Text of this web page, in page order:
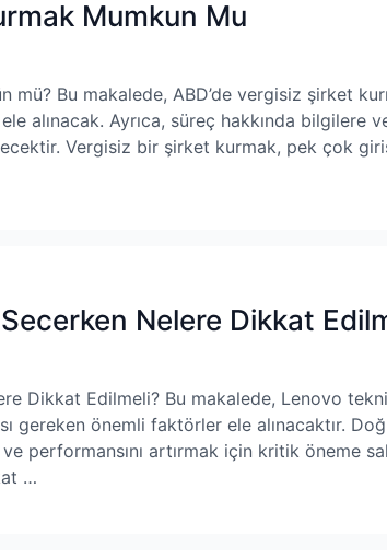
Mumkun Mu
mü? Bu makalede, ABD’de vergisiz şirket
alınacak. Ayrıca, süreç hakkında bilgilere
Vergisiz bir şirket kurmak, pek çok
Nelere Dikkat
Dikkat Edilmeli? Bu makalede, Lenovo
gereken önemli faktörler ele alınacaktır.
performansını artırmak için kritik öneme
…